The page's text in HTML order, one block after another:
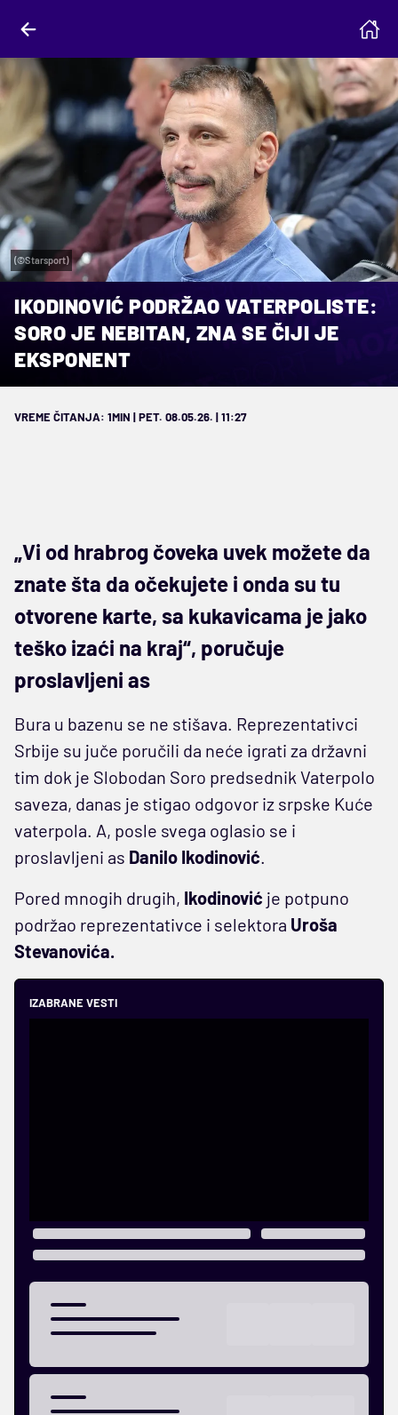
(©Starsport)
IKODINOVIĆ PODRŽAO VATERPOLISTE:
SORO JE NEBITAN, ZNA SE ČIJI JE
EKSPONENT
VREME ČITANJA: 1MIN | PET. 08.05.26. | 11:27
„Vi od hrabrog čoveka uvek možete da
znate šta da očekujete i onda su tu
otvorene karte, sa kukavicama je jako
teško izaći na kraj“, poručuje
proslavljeni as
Bura u bazenu se ne stišava. Reprezentativci
Srbije su juče poručili da neće igrati za državni
tim dok je Slobodan Soro predsednik Vaterpolo
saveza, danas je stigao odgovor iz srpske Kuće
vaterpola. A, posle svega oglasio se i
proslavljeni as Danilo Ikodinović.
Pored mnogih drugih, Ikodinović je potpuno
podržao reprezentativce i selektora Uroša
Stevanovića.
IZABRANE VESTI